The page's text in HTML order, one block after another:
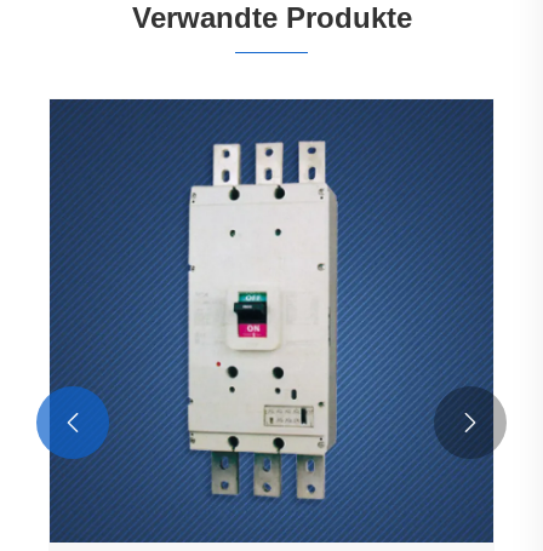
Verwandte Produkte
 